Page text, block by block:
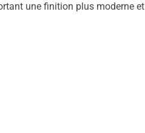
une finition plus moderne et